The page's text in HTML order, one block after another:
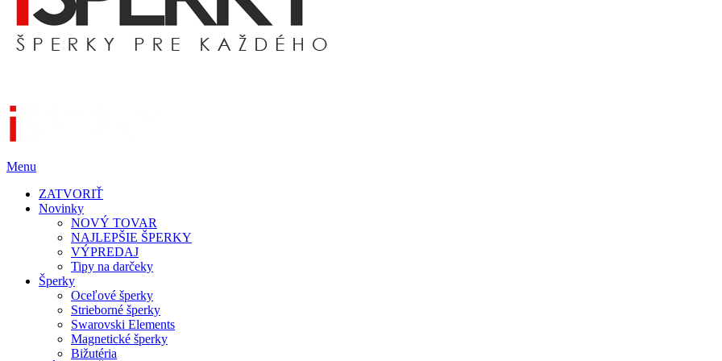
Menu
ZATVORIŤ
Novinky
NOVÝ TOVAR
NAJLEPŠIE ŠPERKY
VÝPREDAJ
Tipy na darčeky
Šperky
Oceľové šperky
Strieborné šperky
Swarovski Elements
Magnetické šperky
Bižutéria